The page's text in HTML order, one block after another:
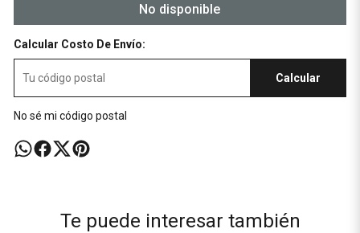
No disponible
Calcular Costo De Envío:
Calcular
No sé mi código postal
Te puede interesar también